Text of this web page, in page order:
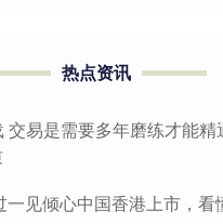
热点资讯
交易是需要多年磨练才能
一见倾心中国香港上市，看